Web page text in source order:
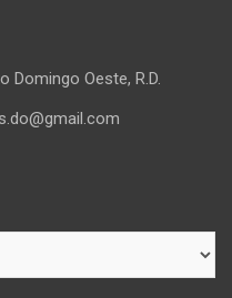
Domingo Oeste, R.D.